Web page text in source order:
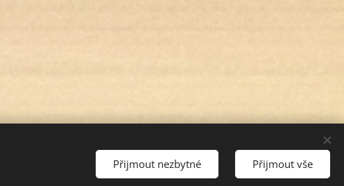
Přijmout nezbytné Přijmout vše